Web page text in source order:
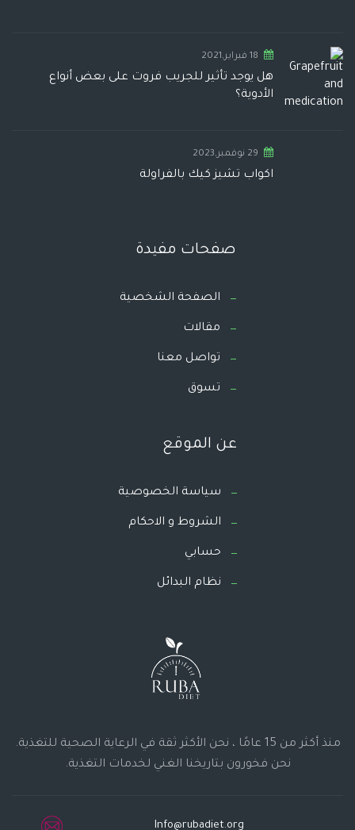
18 فبراير,2021
هل يوجد تأثير للجريب فروت على بعض أنواع
الأدوية؟
29 نوفمبر,2023
اكواب تشيز كيك بالفراولة
صفحات مفيدة
الصفحة الشخصية
مقالات
تواصل معنا
تسوق
عن الموقع
سياسة الخصوصية
الشروط و الاحكام
حسابي
نظام البدائل
منذ أكثر من 15 عامًا ، نحن الأكثر ثقة في الرعاية الصحية للتغذية.
نحن فخورون بتاريخنا الغني لخدمات التغذية.
Info@rubadiet.org